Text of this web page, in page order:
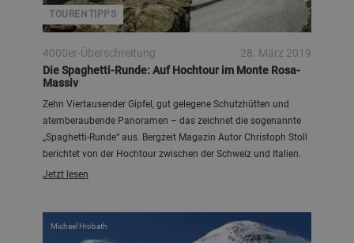
TOURENTIPPS
4000er-Überschreitung
28. März 2019
Die Spaghetti-Runde: Auf Hochtour im Monte Rosa-
Massiv
Zehn Viertausender Gipfel, gut gelegene Schutzhütten und
atemberaubende Panoramen – das zeichnet die sogenannte
„Spaghetti-Runde“ aus. Bergzeit Magazin Autor Christoph Stoll
berichtet von der Hochtour zwischen der Schweiz und Italien.
Jetzt lesen
Michael Hrobath